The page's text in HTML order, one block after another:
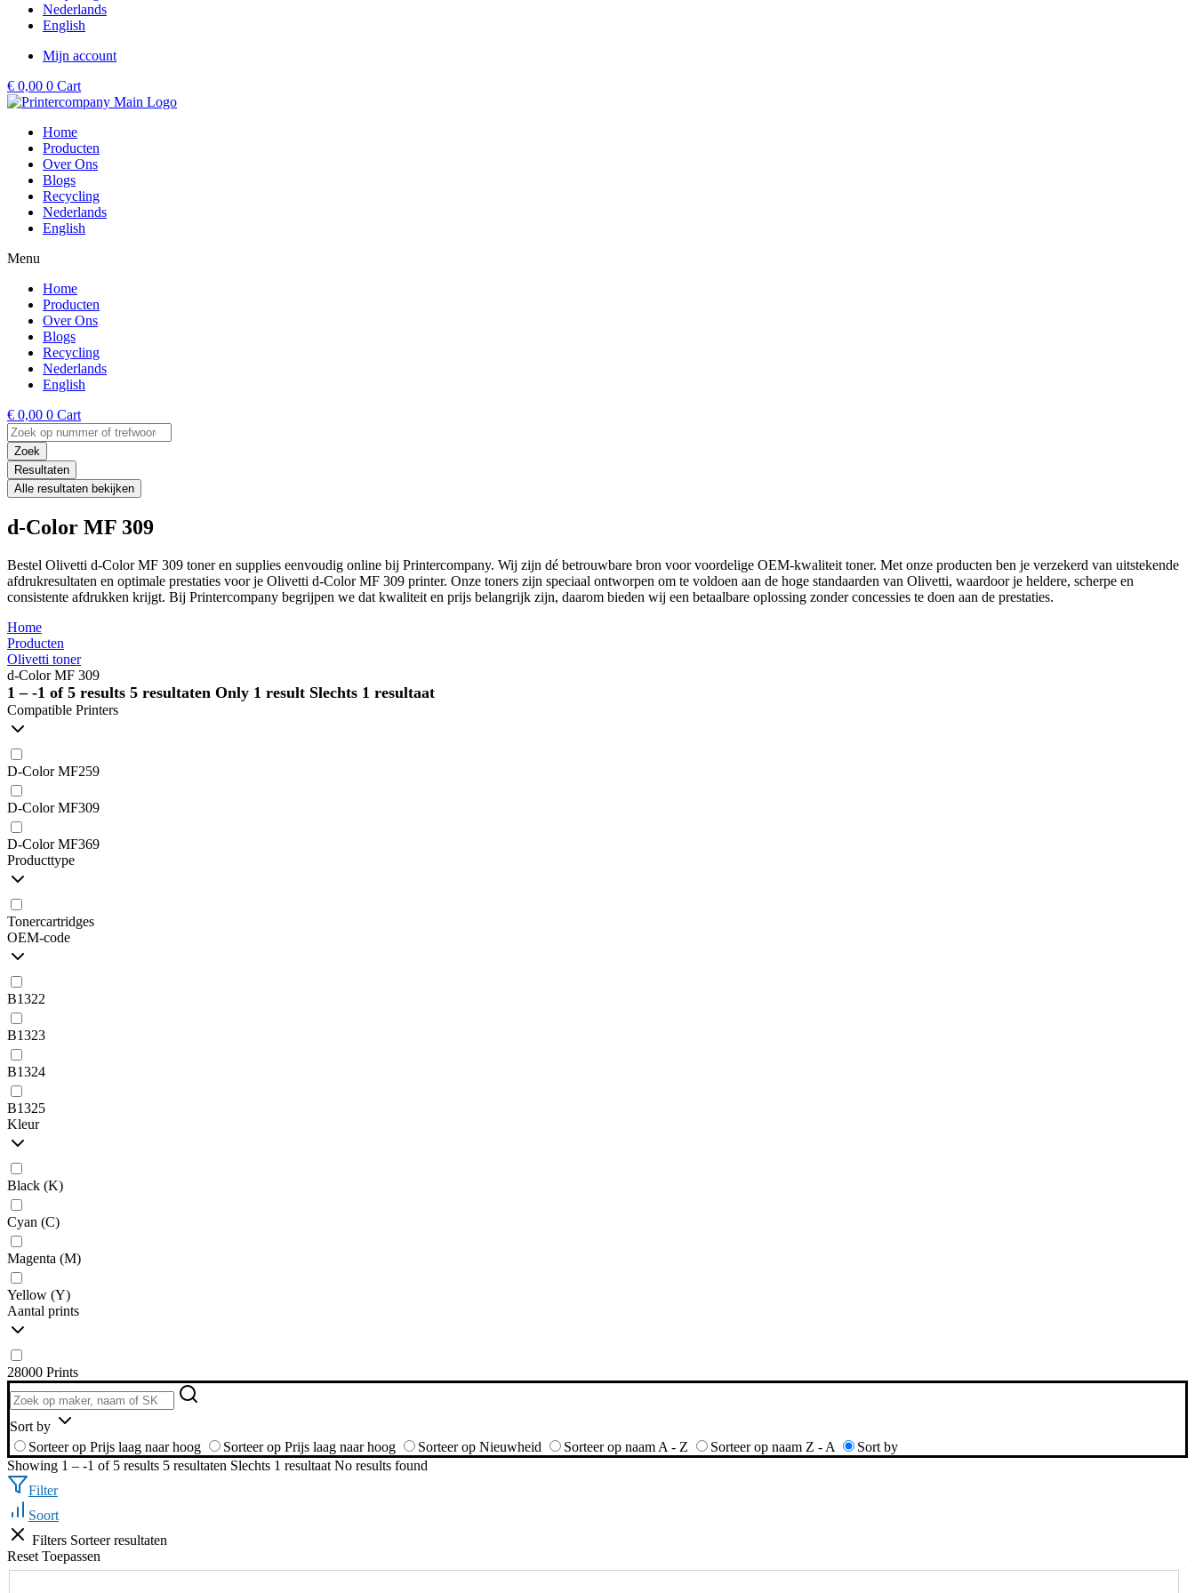
Nederlands
English
Mijn account
€ 0,00 0 Cart
Home
Producten
Over Ons
Blogs
Recycling
Nederlands
English
Menu
Home
Producten
Over Ons
Blogs
Recycling
Nederlands
English
€ 0,00 0 Cart
Search
...Zoek
Resultaten
Alle resultaten bekijken
d-Color MF 309
Bestel Olivetti d-Color MF 309 toner en supplies eenvoudig online bij Printercompany. Wij zijn dé betrouwbare bron voor voordelige OEM-kwaliteit toner. Met onze producten ben je verzekerd van uitstekende
afdrukresultaten en optimale prestaties voor je Olivetti d-Color MF 309 printer. Onze toners zijn speciaal ontworpen om te voldoen aan de hoge standaarden van Olivetti, waardoor je heldere, scherpe en
consistente afdrukken krijgt. Bij Printercompany begrijpen we dat kwaliteit en prijs belangrijk zijn, daarom bieden wij een betaalbare oplossing zonder concessies te doen aan de prestaties.
Home
Producten
Olivetti toner
d-Color MF 309
1 – -1 of 5 results 5 resultaten Only 1 result Slechts 1 resultaat
Compatible Printers
D-Color MF259
D-Color MF309
D-Color MF369
Producttype
Tonercartridges
OEM-code
B1322
B1323
B1324
B1325
Kleur
Black (K)
Cyan (C)
Magenta (M)
Yellow (Y)
Aantal prints
28000 Prints
Sort by
Sorteer op Prijs laag naar hoog
Sorteer op Prijs laag naar hoog Sorteer op Nieuwheid Sorteer op naam A - Z Sorteer op naam Z - A
Sort by
Showing 1 – -1 of 5 results 5 resultaten Slechts 1 resultaat No results found
Filter
Soort
Filters Sorteer resultaten
Reset Toepassen